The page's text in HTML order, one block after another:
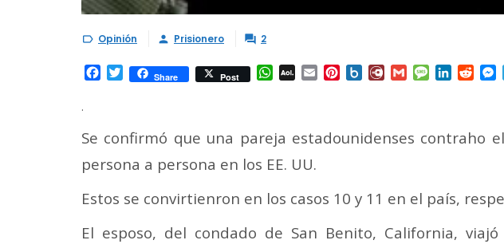
 Opinión  Prisionero  2
Facebook
TwitterShare Post WhatsApp
AOL Email Pinterest
Box.netDiary.RuGmailMessage
LinkedIn
.
Se confirmó que una pareja estadounidenses contraho
persona a persona en los EE. UU.
Estos se convirtienron en los casos 10 y 11 en el país,
El esposo, del condado de San Benito, California,